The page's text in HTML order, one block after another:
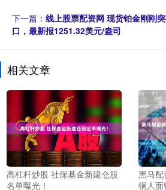
下一篇： 线上股票配资网 现货铂金刚刚
口，最新报1251.32美元/盎司
相关文章
高杠杆炒股 社保基金新建仓股
名单曝光！
黑马配
铜人面